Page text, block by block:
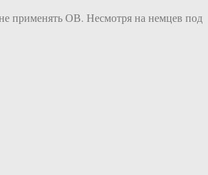
применять ОВ. Несмотря на немцев под